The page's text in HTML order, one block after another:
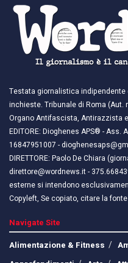
Testata giornalistica
inchieste. Tribunale di Roma (Aut.
Organo Antifascista, Antirazzista
EDITORE: Dioghenes APS® - Ass.
16847951007 -
DIRETTORE: Paolo De Chiara
direttore@wordnews.it -
esterne si intendono
Copyleft, Se copiato, citare la
Navigate Site
Alimentazione & Fitness